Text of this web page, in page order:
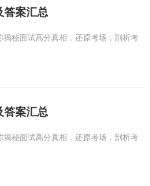
答案汇总
秘面试高分真相，还原考场，剖析考
答案汇总
秘面试高分真相，还原考场，剖析考